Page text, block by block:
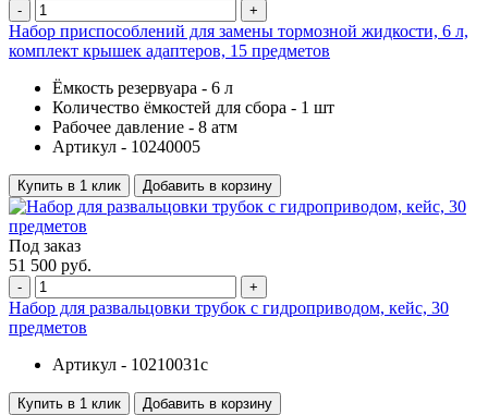
- +
Набор приспособлений для замены тормозной жидкости, 6 л,
комплект крышек адаптеров, 15 предметов
Ёмкость резервуара - 6 л
Количество ёмкостей для сбора - 1 шт
Рабочее давление - 8 атм
Артикул - 10240005
Купить в 1 клик Добавить в корзину
Под заказ
51 500 руб.
- +
Набор для развальцовки трубок с гидроприводом, кейс, 30
предметов
Артикул - 10210031c
Купить в 1 клик Добавить в корзину